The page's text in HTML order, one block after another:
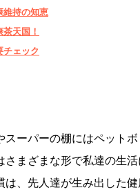
維持の知恵
天国！
チェック
スーパーの棚にはペット
さまざまな形で私達の生
は、先人達が生み出した健